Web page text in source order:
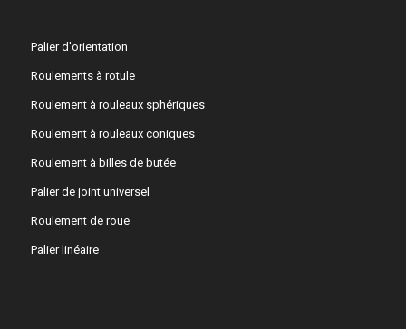
Palier d'orientation
Roulements à rotule
Roulement à rouleaux sphériques
Roulement à rouleaux coniques
Roulement à billes de butée
Palier de joint universel
Roulement de roue
Palier linéaire